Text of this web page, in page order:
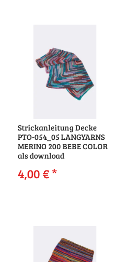
Strickanleitung Decke
PTO-054_05 LANGYARNS
MERINO 200 BEBE COLOR
als download
4,00 €*